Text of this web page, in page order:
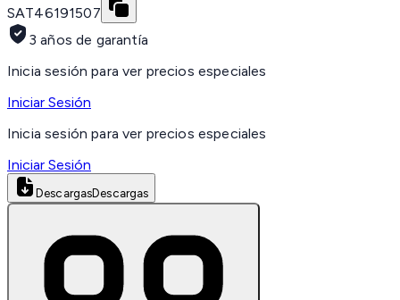
SAT46191507
3 años de garantía
Inicia sesión para ver precios especiales
Iniciar Sesión
Inicia sesión para ver precios especiales
Iniciar Sesión
DescargasDescargas